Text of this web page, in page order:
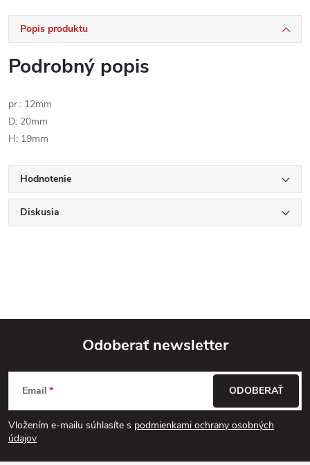
Popis produktu
Podrobný popis
pr.: 12mm
D: 20mm
H: 19mm
Hodnotenie
Diskusia
Z
á
p
Odoberať newsletter
Email
Vložením e-mailu súhlasíte s podmienkami ochrany osobných
údajov
ODOBERAŤ